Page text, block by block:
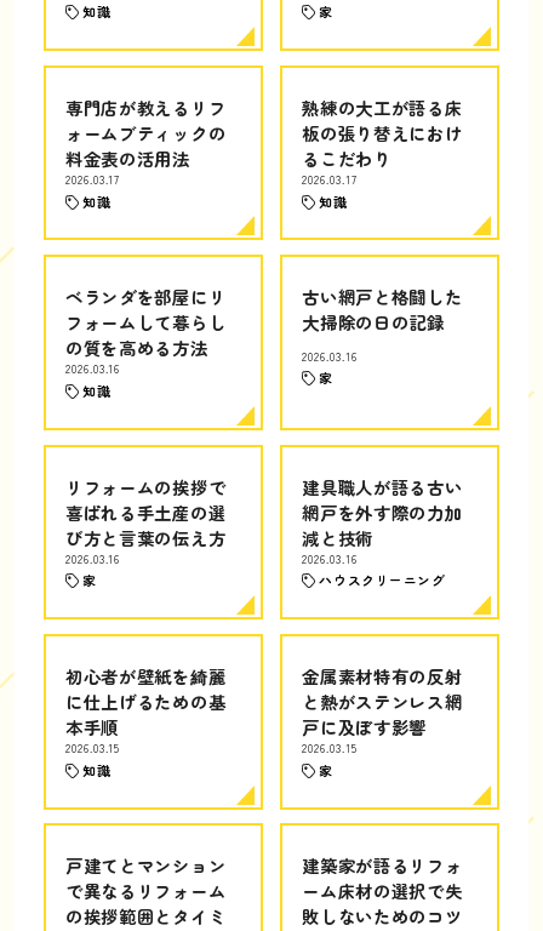
知識 家
専門店が教えるリフ
ォームブティックの
料金表の活用法
2026.03.17
知識
熟練の大工が語る床
板の張り替えにおけ
るこだわり
2026.03.17
知識
ベランダを部屋にリ
フォームして暮らし
の質を高める方法
2026.03.16
知識
古い網戸と格闘した
大掃除の日の記録
2026.03.16
家
リフォームの挨拶で
喜ばれる手土産の選
び方と言葉の伝え方
2026.03.16
家
建具職人が語る古い
網戸を外す際の力加
減と技術
2026.03.16
ハウスクリーニング
初心者が壁紙を綺麗
に仕上げるための基
本手順
2026.03.15
知識
金属素材特有の反射
と熱がステンレス網
戸に及ぼす影響
2026.03.15
家
戸建てとマンション
で異なるリフォーム
の挨拶範囲とタイミ
建築家が語るリフォ
ーム床材の選択で失
敗しないためのコツ